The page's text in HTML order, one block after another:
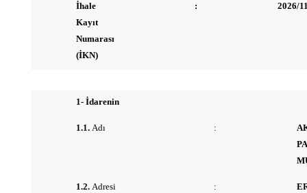
İhale
Kayıt
Numarası
(İKN)
: 2026/
1- İdarenin
1.1.Adı :
1.2. Adresi :